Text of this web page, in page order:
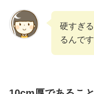
硬すぎ
るんです